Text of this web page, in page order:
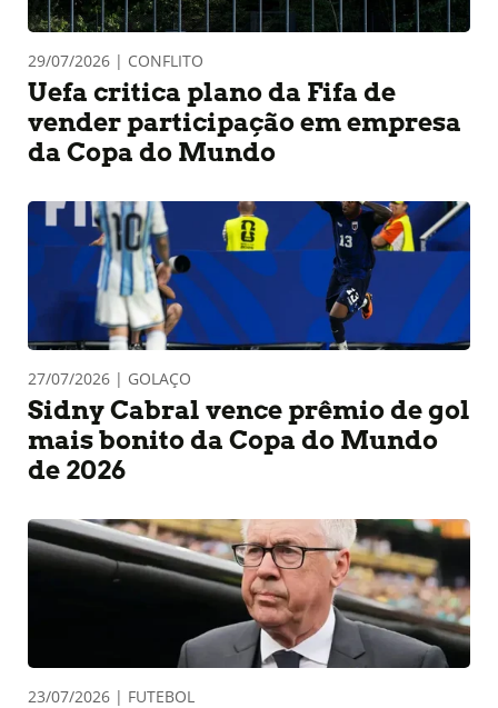
29/07/2026 | CONFLITO
Uefa critica plano da Fifa de
vender participação em empresa
da Copa do Mundo
27/07/2026 | GOLAÇO
Sidny Cabral vence prêmio de gol
mais bonito da Copa do Mundo
de 2026
23/07/2026 | FUTEBOL